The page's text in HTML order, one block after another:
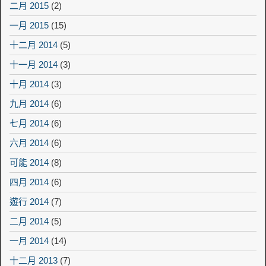
二月 2015 (2)
一月 2015 (15)
十二月 2014 (5)
十一月 2014 (3)
十月 2014 (3)
九月 2014 (6)
七月 2014 (6)
六月 2014 (6)
可能 2014 (8)
四月 2014 (6)
遊行 2014 (7)
二月 2014 (5)
一月 2014 (14)
十二月 2013 (7)